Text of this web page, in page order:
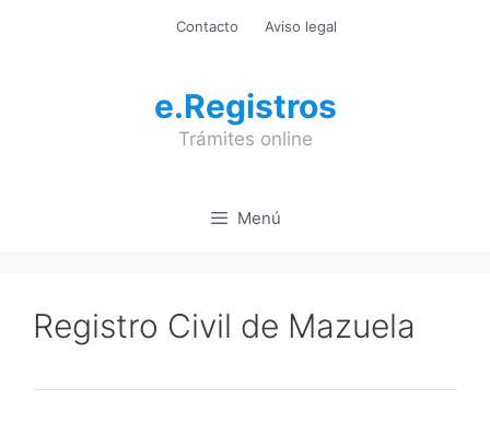
Contacto Aviso legal
e.Registros
Trámites online
Menú
Registro Civil de Mazuela